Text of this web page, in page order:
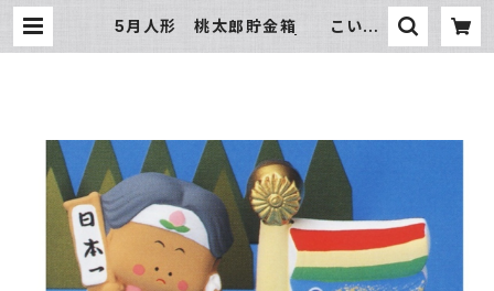
5月人形 桃太郎貯金箱 こいの